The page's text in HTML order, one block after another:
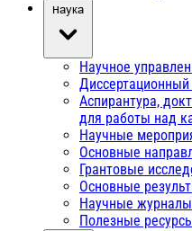
Наука
Научное
Диссертационный
Аспирантура,
для работы над
Научные
Основные
Грантовые
Основные
Научные
Полезные